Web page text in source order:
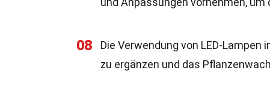
08
Die Verwendung von LED-
zu ergänzen und das